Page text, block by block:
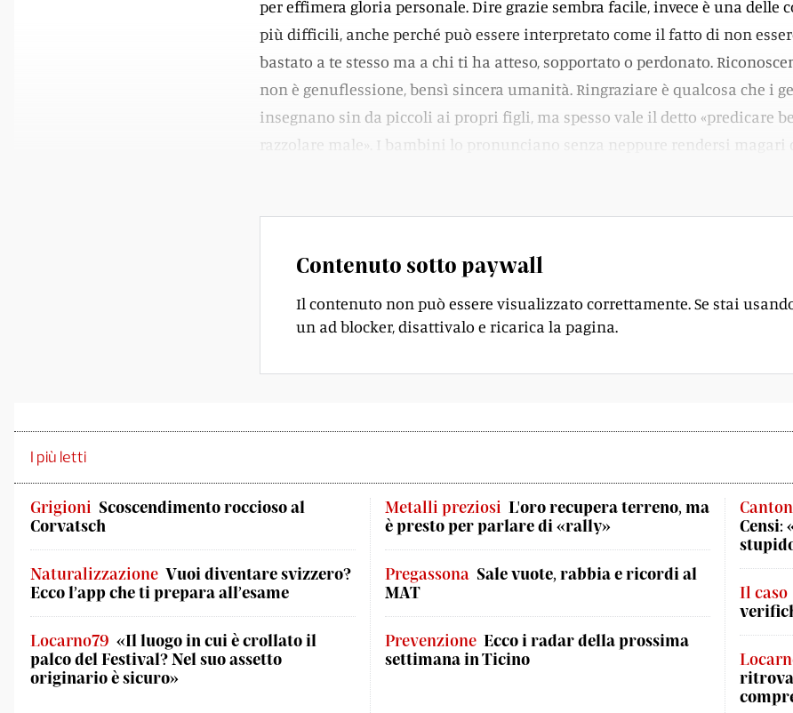
per effimera gloria personale. Dire grazie sembra facile, invece è una delle
più difficili, anche perché può essere interpretato come il fatto di non
bastato a te stesso ma a chi ti ha atteso, sopportato o perdonato.
non è genuflessione, bensì sincera umanità. Ringraziare è qualcosa che i
insegnano sin da piccoli ai propri figli, ma spesso vale il detto «predicare
razzolare male». I bambini lo pronunciano senza neppure rendersi magari
Contenuto sotto paywall
Il contenuto non può essere visualizzato correttamente. Se stai
un ad blocker, disattivalo e ricarica la pagina.
I più letti
Grigioni Scoscendimento roccioso al
Corvatsch
Naturalizzazione Vuoi diventare svizzero?
Ecco l’app che ti prepara all’esame
Locarno79 «Il luogo in cui è crollato il
palco del Festival? Nel suo assetto
originario è sicuro»
Metalli preziosi L'oro recupera terreno, ma
è presto per parlare di «rally»
Pregassona Sale vuote, rabbia e ricordi al
MAT
Prevenzione Ecco i radar della prossima
settimana in Ticino
Censi:
Il caso